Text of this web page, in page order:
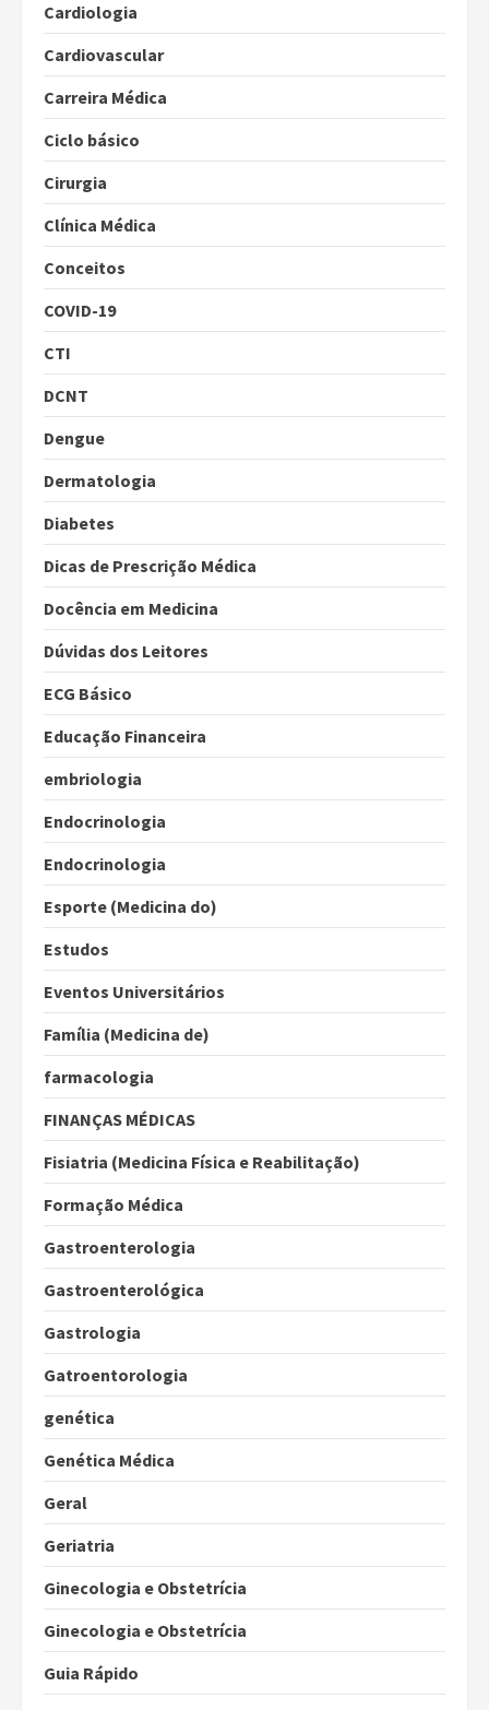
Cardiologia
Cardiovascular
Carreira Médica
Ciclo básico
Cirurgia
Clínica Médica
Conceitos
COVID-19
CTI
DCNT
Dengue
Dermatologia
Diabetes
Dicas de Prescrição Médica
Docência em Medicina
Dúvidas dos Leitores
ECG Básico
Educação Financeira
embriologia
Endocrinologia
Endocrinologia
Esporte (Medicina do)
Estudos
Eventos Universitários
Família (Medicina de)
farmacologia
FINANÇAS MÉDICAS
Fisiatria (Medicina Física e Reabilitação)
Formação Médica
Gastroenterologia
Gastroenterológica
Gastrologia
Gatroentorologia
genética
Genética Médica
Geral
Geriatria
Ginecologia e Obstetrícia
Ginecologia e Obstetrícia
Guia Rápido